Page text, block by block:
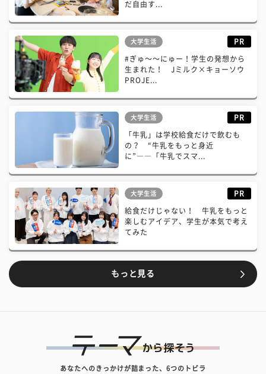
だ自由す...
大学生活 PR
#ぎゅ〜〜にゅー！学生の発想から
生まれた！ Jミルク×キョーソウ
PROJE...
大学生活 PR
「牛乳」は学校給食だけで飲むも
の？ “牛乳をもっと身近
に”――「牛乳でスマ...
大学生活 PR
給食だけじゃない！ 牛乳をもっと
楽しむアイデア、学生が本気で考え
てみた
もっと見る
あなたへのきっかけが詰まった、6つのトビラ